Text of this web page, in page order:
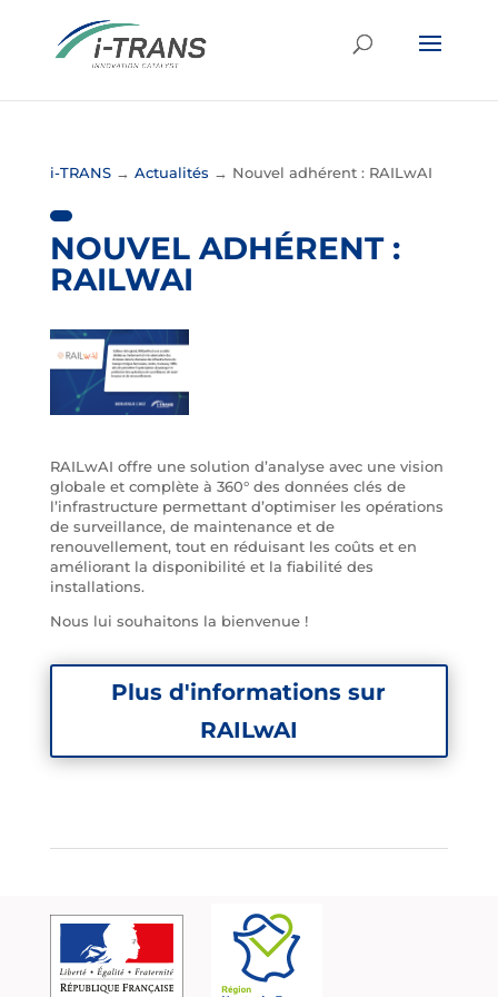
i-TRANS→ Actualités → Nouvel adhérent : RAILwAI
NOUVEL ADHÉRENT :
RAILWAI
RAILwAI offre une solution d’analyse avec une vision
globale et complète à 360° des données clés de
l’infrastructure permettant d’optimiser les opérations
de surveillance, de maintenance et de
renouvellement, tout en réduisant les coûts et en
améliorant la disponibilité et la fiabilité des
installations.
Nous lui souhaitons la bienvenue !
Plus d'informations sur
RAILwAI